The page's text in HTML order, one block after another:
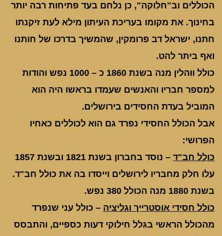
הכוללים וב"חלוקה", כן נלחם בעד פתיחות רבה יותר
בחינוך. את מקומו בעריכת העיתון מילא לעת זיקנתו
חתנו, ישראל דב פרומקין, שהמשיך בדרכו של חותנו
ואף ביתר להט.
כולל ווהלין מנה בשנת 1860 כ – 1000 נפש והודות
למספר חבריו והאנשים שעמדו בראשו היה הוא
המוביל בעדת החסידים בירושלים.
אבל הכולל החסידי נפרד גם הוא לכוללים כאחיו
הפרושי:
כולל חב"ד
– נוסד בחברון בשנת 1821 ובשנת 1857
עלו חלק מחבריו לירושלים וייסדו בה את כולל חב"ד.
בשנת 1880 מנה הכולל 380 נפש.
כולל חסידי אוסטרייך וגליציה – כולל עני שנפרד
מהכולל הראשי בגלל חילוקי דעות כספיים, והתבסס